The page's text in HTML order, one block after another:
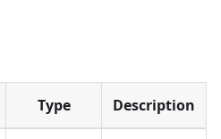
Type Description